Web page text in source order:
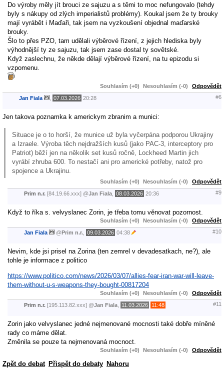
Do výroby měly jít brouci ze sajuzu a s těmi to moc nefungovalo (tehdy
byly s nákupy od zlých imperialistů problémy). Koukal jsem že ty brouky
mají vyrábět i Maďaři, tak jsem na vyzkoušení objednal maďarské
brouky.
Šlo to přes PZO, tam udělali výběrové řízení, z jejich hlediska byly
výhodnější ty ze sajuzu, tak jsem zase dostal ty sovětské.
Když zaslechnu, že někde dělají výběrové řízení, na tu epizodu si
vzpomenu.
Souhlasím (+0) Nesouhlasím (-0) Odpovědět
Jan Fiala 07.03.2026 20:28 #6
Jen takova poznamka k americkym zbranim a munici:
Situace je o to horší, že munice už byla vyčerpána podporou Ukrajiny
a Izraele. Výroba těch nejdražších kusů (jako PAC-3, interceptory pro
Patriot) běží jen na několik set kusů ročně, Lockheed Martin jich
vyrábí zhruba 600. To nestačí ani pro americké potřeby, natož pro
spojence a Ukrajinu.
Souhlasím (+0) Nesouhlasím (-0) Odpovědět
Prim n.r. [84.19.66.xxx] @Jan Fiala 08.03.2026 20:36 #9
Když to říka s. velvyslanec Zorin, je třeba tomu věnovat pozornost.
Souhlasím (+0) Nesouhlasím (-0) Odpovědět
Jan Fiala @Prim n.r. 09.03.2026 04:38 #10
Nevim, kde jsi prisel na Zorina (ten zemrel v devadesatkach, ne?), ale
tohle je informace z politico
https://www.politico.com/news/2026/03/07/allies-fear-iran-war-will-leave-
them-without-u-s-weapons-they-bought-00817204
Souhlasím (+0) Nesouhlasím (-0) Odpovědět
Prim n.r. [195.113.82.xxx] @Jan Fiala 11.03.2026 11:48 #11
Zorin jako velvyslanec jedné nejmenované mocnosti také dobře míněné
rady co máme dělat.
Změnila se pouze ta nejmenovaná mocnoct.
Souhlasím (+0) Nesouhlasím (-0) Odpovědět
Zpět do debat Přispět do debaty Nahoru